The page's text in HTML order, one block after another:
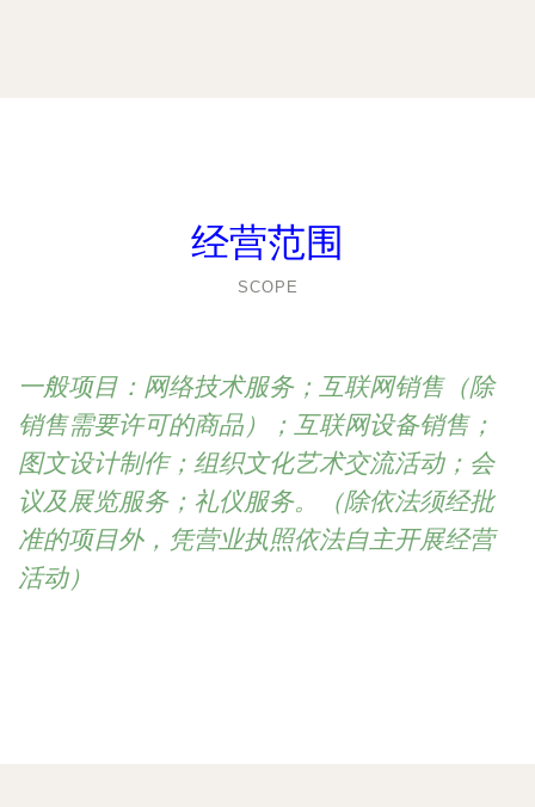
经营范围
SCOPE
一般项目：网络技术服务；互联网销售（除
销售需要许可的商品）；互联网设备销售；
图文设计制作；组织文化艺术交流活动；会
议及展览服务；礼仪服务。（除依法须经批
准的项目外，凭营业执照依法自主开展经营
活动）